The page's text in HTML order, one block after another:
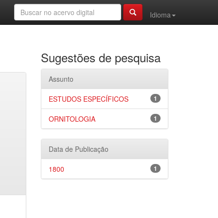
Idioma
Sugestões de pesquisa
Assunto
1
ESTUDOS ESPECÍFICOS
1
ORNITOLOGIA
Data de Publicação
1
1800